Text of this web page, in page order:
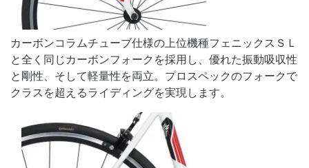
カーボンコラムチューブ仕様の上位機種フェニックスＳＬ
と全く同じカーボンフォークを採用し、優れた振動吸収性
と剛性、そして軽量性を両立。プロスペックのフォークで
クラスを超えるライディングを実現します。